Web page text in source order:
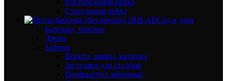
Строганная рейка
Сад и дача
Бытовка, хозблок
Дрова
Заборы
Ворота, рамки, калитки
Заглушки для столбов
Профнастил заборный